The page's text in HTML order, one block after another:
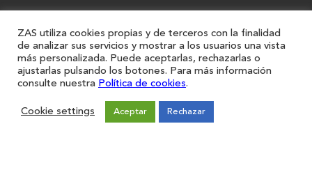
ZAS utiliza cookies propias y de terceros con la finalidad
de analizar sus servicios y mostrar a los usuarios una vista
más personalizada. Puede aceptarlas, rechazarlas o
ajustarlas pulsando los botones. Para más información
consulte nuestra Política de cookies.
Cookie settings Aceptar Rechazar